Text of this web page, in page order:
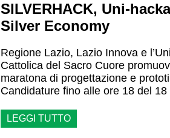
SILVERHACK, Uni-
Silver Economy
Regione Lazio, Lazio Innova e
Cattolica del Sacro Cuore
maratona di progettazione e
Candidature fino alle ore 18 del
LEGGI TUTTO